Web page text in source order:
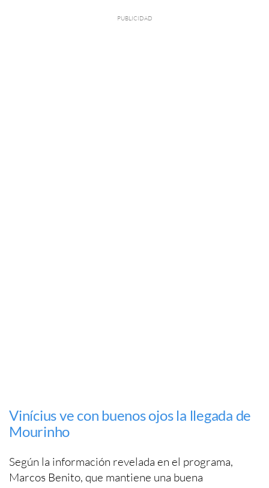
Vinícius ve con buenos ojos la llegada de
Mourinho
Según la información revelada en el programa,
Marcos Benito, que mantiene una buena